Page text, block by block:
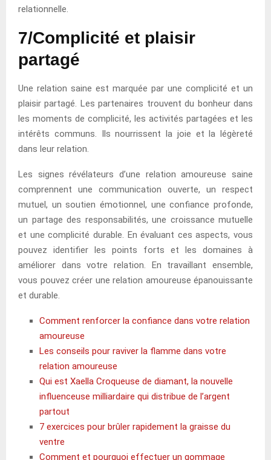
relationnelle.
7/Complicité et plaisir
partagé
Une relation saine est marquée par une complicité et un
plaisir partagé. Les partenaires trouvent du bonheur dans
les moments de complicité, les activités partagées et les
intérêts communs. Ils nourrissent la joie et la légèreté
dans leur relation.
Les signes révélateurs d’une relation amoureuse saine
comprennent une communication ouverte, un respect
mutuel, un soutien émotionnel, une confiance profonde,
un partage des responsabilités, une croissance mutuelle
et une complicité durable. En évaluant ces aspects, vous
pouvez identifier les points forts et les domaines à
améliorer dans votre relation. En travaillant ensemble,
vous pouvez créer une relation amoureuse épanouissante
et durable.
Comment renforcer la confiance dans votre relation
amoureuse
Les conseils pour raviver la flamme dans votre
relation amoureuse
Qui est Xaella Croqueuse de diamant, la nouvelle
influenceuse milliardaire qui distribue de l’argent
partout
7 exercices pour brûler rapidement la graisse du
ventre
Comment et pourquoi effectuer un gommage